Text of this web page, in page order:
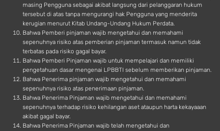
masing Pengguna sebagai akibat langsung dari pelanggaran hukum
tersebut di atas tanpa mengurangi hak Pengguna yang menderita
kerugian menurut Kitab Undang-Undang Hukum Perdata.
Bahwa Pemberi pinjaman wajib mengetahui dan memahami
sepenuhnya risiko atas pemberian pinjaman termasuk namun tidak
terbatas pada risiko gagal bayar.
Bahwa Pemberi Pinjaman wajib untuk mempelajari dan memiliki
pengetahuan dasar mengenai LPBBTI sebelum memberikan pinjaman.
Bahwa Penerima pinjaman wajib mengetahui dan memahami
sepenuhnya risiko atas penerimaan pinjaman.
Bahwa Penerima Pinjaman wajib mengetahui dan memahami
sepenuhnya terhadap risiko kehilangan aset ataupun harta kekayaaan
akibat gagal bayar.
Bahwa Penerima Pinjaman wajib telah mengetahui dan